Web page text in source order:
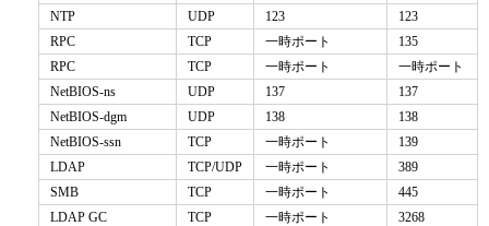
NTP
UDP 123
123
RPC
TCP 一時ポート
135
RPC
TCP 一時ポート
一時ポート
NetBIOS-ns
UDP 137
137
NetBIOS-dgm
UDP 138
138
NetBIOS-ssn
TCP 一時ポート
139
LDAP
TCP/UDP 一時ポート
389
SMB
TCP 一時ポート
445
LDAP GC
TCP 一時ポート
3268